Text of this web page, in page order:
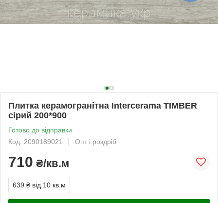
Плитка керамогранітна Intercerama TIMBER
сірий 200*900
Готово до відправки
Код: 2090189021
Опт і роздріб
710 ₴/кв.м
639 ₴ від 10 кв.м